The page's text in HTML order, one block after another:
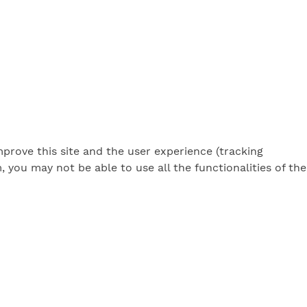
this site and the user experience (tracking
you may not be able to use all the functionalities of the